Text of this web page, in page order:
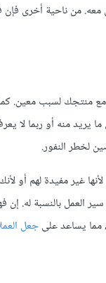
من ناحية أخرى فإن
مع منتجك لسبب معين.
منه أو ربما لا
لخطر النفور.
غير مفيدة لهم أو
العمل بالنسبة له. إن
مما يساعد علىجعل